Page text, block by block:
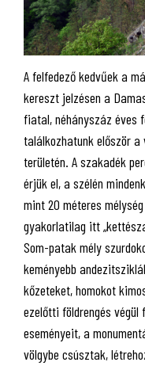
A felfedező kedvűek a
kereszt jelzésen a
fiatal, néhányszáz éves
találkozhatunk először a
területén. A szakadék
érjük el, a szélén
mint 20 méteres
gyakorlatilag itt
Som-patak mély
keményebb
kőzeteket, homokot
ezelőtti földrengés
eseményeit, a
völgybe csúsztak,